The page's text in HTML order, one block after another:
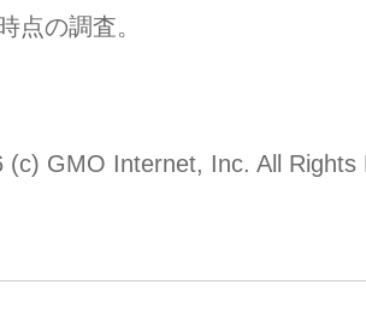
点の調査。
(c) GMO Internet, Inc. All Rights